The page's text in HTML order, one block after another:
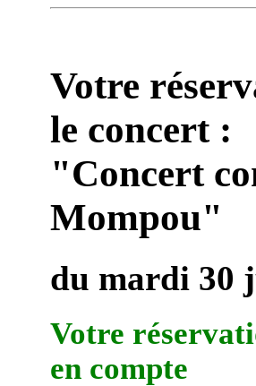
Votre
le concert :
"Concert
Mompou"
du mardi 30
Votre
en compte